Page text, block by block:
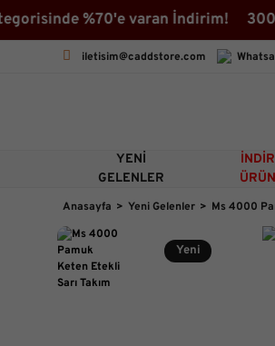
%70'e varan İndirim!
iletisim@caddstore.com
YENI
GELENLER
Anasayfa Yeni Gelenler Ms 4000
Yeni